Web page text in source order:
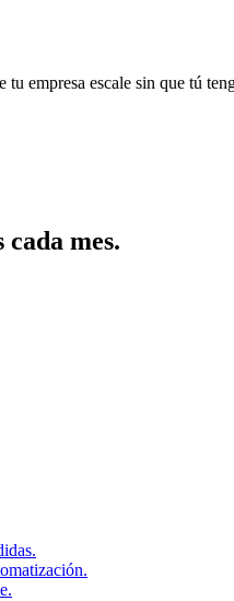
empresa escale sin que tú
mes.